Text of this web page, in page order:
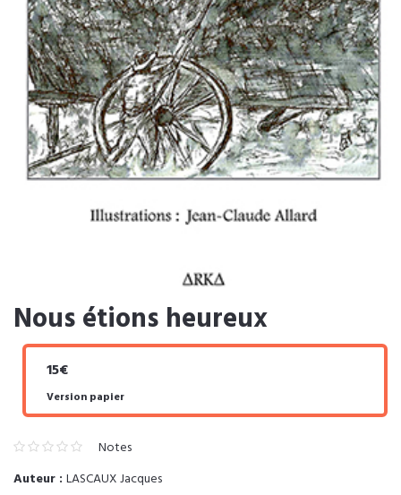
Nous étions heureux
15€
Version papier
Notes
Auteur : LASCAUX Jacques